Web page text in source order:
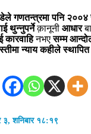
गणतन्त्रमा पनि २००४
थुन्नुपर्नेक़ानूनी आधार
कारवाहिनभएसम्म
न्याय कहीले
३, शनिबार १८:१९